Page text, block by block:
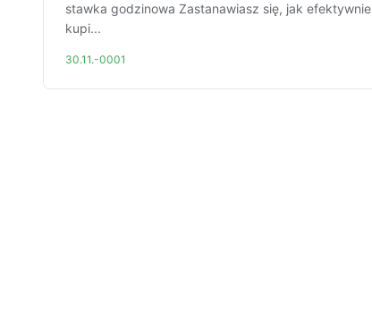
stawka godzinowa Zastanawiasz się, jak efektywnie
kupi...
30.11.-0001